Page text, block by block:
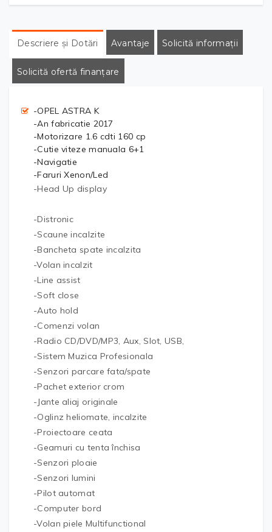
Descriere și Dotări Avantaje Solicită informații
Solicită ofertă finanțare
-OPEL ASTRA K
-An fabricatie 2017
-Motorizare 1.6 cdti 160 cp
-Cutie viteze manuala 6+1
-Navigatie
-Faruri Xenon/Led
-Head Up display
-Distronic
-Scaune incalzite
-Bancheta spate incalzita
-Volan incalzit
-Line assist
-Soft close
-Auto hold
-Comenzi volan
-Radio CD/DVD/MP3, Aux, Slot, USB,
-Sistem Muzica Profesionala
-Senzori parcare fata/spate
-Pachet exterior crom
-Jante aliaj originale
-Oglinz heliomate, incalzite
-Proiectoare ceata
-Geamuri cu tenta închisa
-Senzori ploaie
-Senzori lumini
-Pilot automat
-Computer bord
-Volan piele Multifunctional